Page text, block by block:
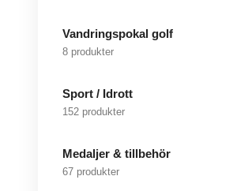
Vandringspokal golf
8 produkter
Sport / Idrott
152 produkter
Medaljer & tillbehör
67 produkter